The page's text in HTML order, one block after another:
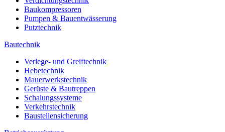
Baukompressoren
Pumpen & Bauentwässerung
Putztechnik
Bautechnik
Verlege- und Greiftechnik
Hebetechnik
Mauerwerkstechnik
Gerüste & Bautreppen
Schalungssysteme
Verkehrstechnik
Baustellensicherung